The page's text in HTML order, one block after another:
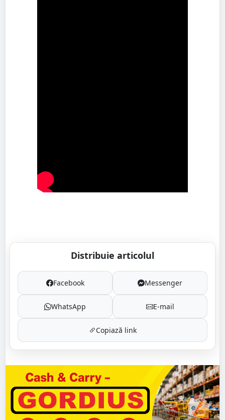
Distribuie articolul
Facebook Messenger
WhatsApp E-mail
Copiază link